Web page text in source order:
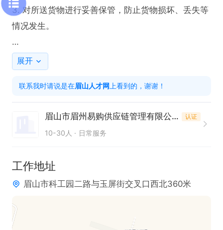
3. 对所送货物进行妥善保管，防止货物损坏、丢失等
情况发生。
任职要求：
这是岗位必备条件。
于更好地完成工作。
3. 工作认真负责，有较强的责任心，确保货物配送的
4. 具备良好的服务意识，能够为客户提供优质的送货
服务。
本岗位提供五险、节日福利以及免费培训，工作地点
展开
联系我时请说是在眉山人才网 上看到的，谢谢！
眉山市眉州易购供应链管理有限公司 认证
10-30人 日常服务
工作地址
眉山市科工园二路与玉屏街交叉口西北360米